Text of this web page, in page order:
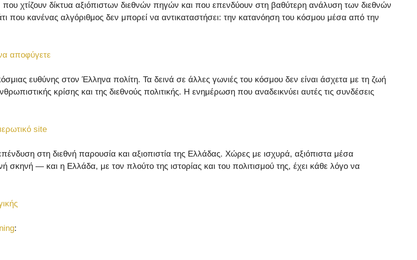
χτίζουν δίκτυα αξιόπιστων διεθνών πηγών και που επενδύουν στη βαθύτερη ανάλυση των διεθνών
που κανένας αλγόριθμος δεν μπορεί να αντικαταστήσει: την κατανόηση του κόσμου μέσα από την
αποφύγετε
ευθύνης στον Έλληνα πολίτη. Τα δεινά σε άλλες γωνιές του κόσμου δεν είναι άσχετα με τη ζωή
κρίσης και της διεθνούς πολιτικής. Η ενημέρωση που αναδεικνύει αυτές τις συνδέσεις
site
στη διεθνή παρουσία και αξιοπιστία της Ελλάδας. Χώρες με ισχυρά, αξιόπιστα μέσα
— και η Ελλάδα, με τον πλούτο της ιστορίας και του πολιτισμού της, έχει κάθε λόγο να
: